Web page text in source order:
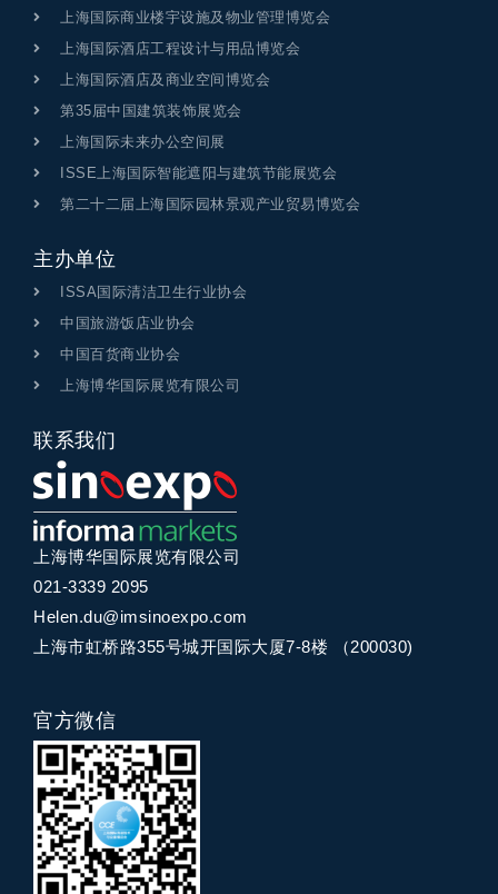
上海国际商业楼宇设施及物业管理博览会
上海国际酒店工程设计与用品博览会
上海国际酒店及商业空间博览会
第35届中国建筑装饰展览会
上海国际未来办公空间展
ISSE上海国际智能遮阳与建筑节能展览会
第二十二届上海国际园林景观产业贸易博览会
主办单位
ISSA国际清洁卫生行业协会
中国旅游饭店业协会
中国百货商业协会
上海博华国际展览有限公司
联系我们
上海博华国际展览有限公司
021-3339 2095
Helen.du@imsinoexpo.com
上海市虹桥路355号城开国际大厦7-8楼 （200030)
官方微信